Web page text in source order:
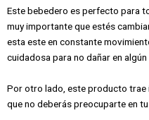
Este bebedero es perfecto para
muy importante que estés
esta este en constante
cuidadosa para no dañar en
Por otro lado, este producto
que no deberás preocuparte en